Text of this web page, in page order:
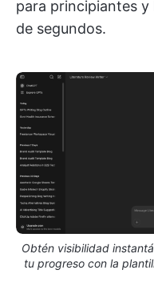
para principiantes y
de segundos.
Obtén visibilidad
tu progreso con la